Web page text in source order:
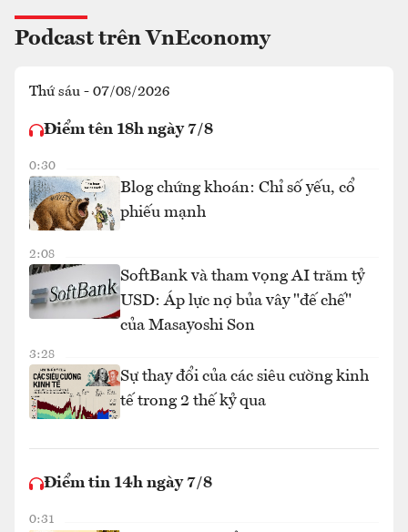
Podcast trên VnEconomy
Thứ sáu - 07/08/2026
Điểm tên 18h ngày 7/8
0:30
Blog chứng khoán: Chỉ số yếu, cổ
phiếu mạnh
2:08
SoftBank và tham vọng AI trăm tỷ
USD: Áp lực nợ bủa vây "đế chế"
của Masayoshi Son
3:28
Sự thay đổi của các siêu cường kinh
tế trong 2 thế kỷ qua
Điểm tin 14h ngày 7/8
0:31